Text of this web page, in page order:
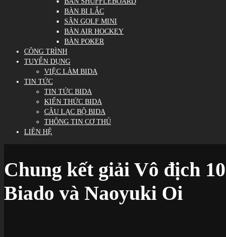
BÀN BI LẮC
SÂN GOLF MINI
BÀN AIR HOCKEY
BÀN POKER
CÔNG TRÌNH
TUYỂN DỤNG
VIỆC LÀM BIDA
TIN TỨC
TIN TỨC BIDA
KIẾN THỨC BIDA
CÂU LẠC BỘ BIDA
THÔNG TIN CƠ THỦ
LIÊN HỆ
Chung kết giải Vô địch
Biado và Naoyuki Oi